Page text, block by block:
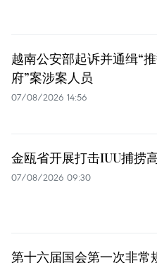
越南公安部起诉并通缉“
府”案涉案人员
07/08/2026 14:56
金瓯省开展打击IUU捕捞
07/08/2026 09:30
第十六届国会第一次非常